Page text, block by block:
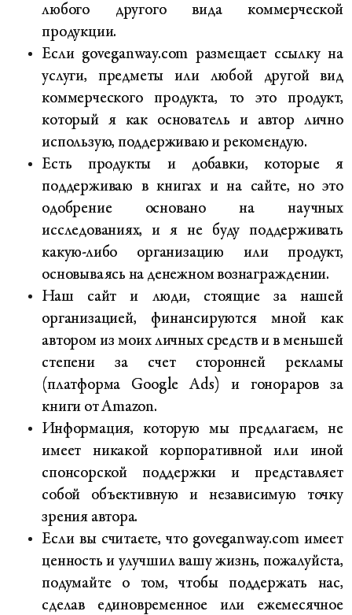
любого другого вида коммерческой
продукции.
Если goveganway.com размещает ссылку на
услуги, предметы или любой другой вид
коммерческого продукта, то это продукт,
который я как основатель и автор лично
использую, поддерживаю и рекомендую.
Есть продукты и добавки, которые я
поддерживаю в книгах и на сайте, но это
одобрение основано на научных
исследованиях, и я не буду поддерживать
какую-либо организацию или продукт,
основываясь на денежном вознаграждении.
Наш сайт и люди, стоящие за нашей
организацией, финансируются мной как
автором из моих личных средств и в меньшей
степени за счет сторонней рекламы
(платформа Google Ads) и гонораров за
книги от Amazon.
Информация, которую мы предлагаем, не
имеет никакой корпоративной или иной
спонсорской поддержки и представляет
собой объективную и независимую точку
зрения автора.
Если вы считаете, что goveganway.com имеет
ценность и улучшил вашу жизнь, пожалуйста,
подумайте о том, чтобы поддержать нас,
сделав единовременное или ежемесячное